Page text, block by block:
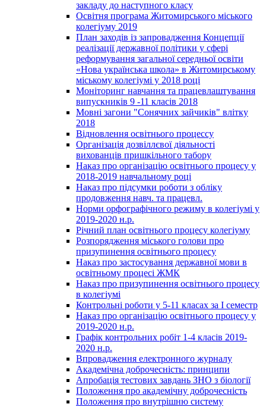
закладу до наступного класу
Освітня програма Житомирського міського
колегіуму 2019
План заходів із запровадження Концепції
реалізації державної політики у сфері
реформування загальної середньої освіти
«Нова українська школа» в Житомирському
міському колегіумі у 2018 році
Моніторинг навчання та працевлаштування
випускників 9 -11 класів 2018
Мовні загони "Сонячних зайчиків" влітку
2018
Відновлення освітнього процессу
Організація дозвіллєвої діяльності
вихованців пришкільного табору
Наказ про організацію освітнього процесу у
2018-2019 навчальному році
Наказ про підсумки роботи з обліку
продовження навч. та працевл.
Норми орфографічного режиму в колегіумі у
2019-2020 н.р.
Річний план освітнього процесу колегіуму
Розпорядження міського голови про
призупинення освітнього процесу
Наказ про застосування державної мови в
освітньому процесі ЖМК
Наказ про призупинення освітнього процесу
в колегіумі
Контрольні роботи у 5-11 класах за І семестр
Наказ про організацію освітнього процесу у
2019-2020 н.р.
Графік контрольних робіт 1-4 класів 2019-
2020 н.р.
Впровадження електронного журналу
Академічна доброчесність: принципи
Апробація тестових завдань ЗНО з біології
Положення про академічну доброчесність
Положення про внутрішню систему